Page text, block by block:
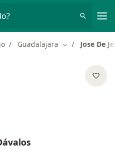
Guadalajara Cambiar de
Jose De